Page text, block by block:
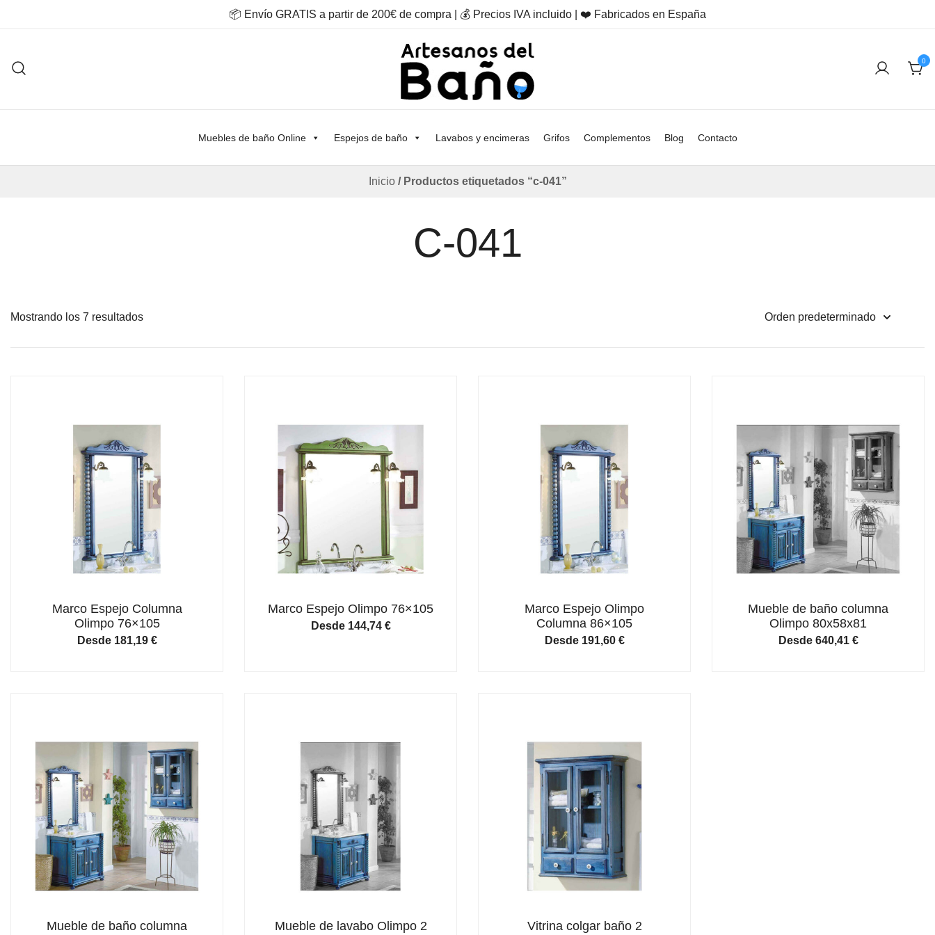
📦 Envío GRATIS a partir de 200€ de compra | 💰 Precios IVA incluido | ❤️ Fabricados en España
0
Muebles de baño Online Espejos de baño Lavabos y encimeras Grifos Complementos Blog Contacto
Inicio/ Productos etiquetados “c-041”
C-041
Mostrando los 7 resultados
Marco Espejo Columna
Olimpo 76×105
Desde 181,19 €
Marco Espejo Olimpo 76×105
Desde 144,74 €
Marco Espejo Olimpo
Columna 86×105
Desde 191,60 €
Mueble de baño columna
Olimpo 80x58x81
Desde 640,41 €
Mueble de baño columna
Mueble de lavabo Olimpo 2
Vitrina colgar baño 2